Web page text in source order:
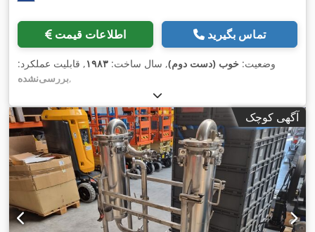
اطلاعات قیمت تماس بگیرید
وضعیت: خوب (دست دوم), سال ساخت: ۱۹۸۳, قابلیت عملکرد:
بررسی‌نشده,
آگهی کوچک